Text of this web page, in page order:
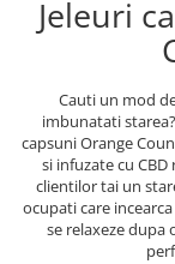
Jeleuri
Cauti un mod
imbunatati
capsuni Orange
si infuzate cu
clientilor tai un
ocupati care
se relaxeze dupa